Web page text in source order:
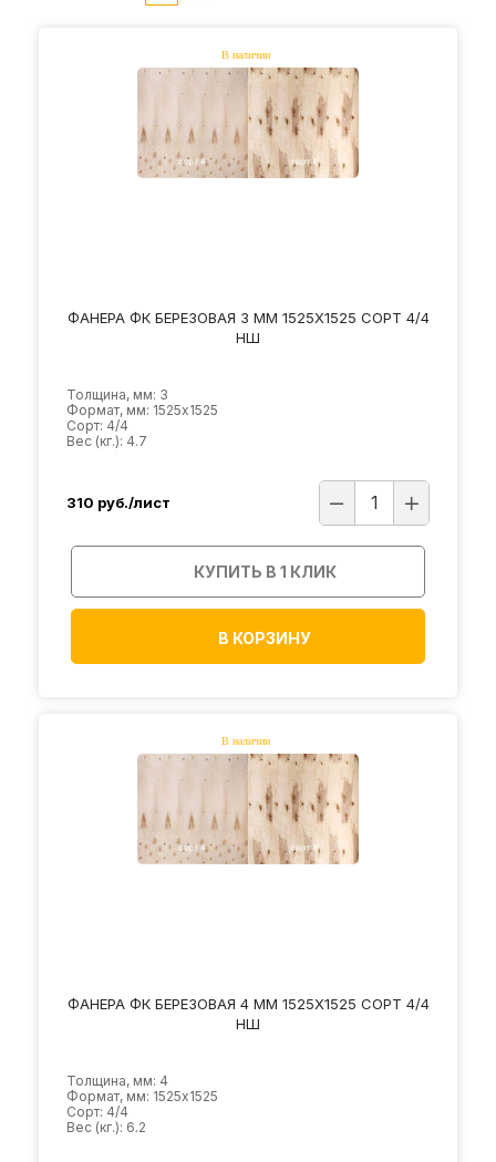
ФАНЕРА ФК БЕРЕЗОВАЯ 3 ММ 1525Х1525 СОРТ 4/4
НШ
Толщина, мм: 3
Формат, мм: 1525х1525
Сорт: 4/4
Вес (кг.): 4.7
310 руб./лист
КУПИТЬ В 1 КЛИК
В КОРЗИНУ
ФАНЕРА ФК БЕРЕЗОВАЯ 4 ММ 1525Х1525 СОРТ 4/4
НШ
Толщина, мм: 4
Формат, мм: 1525х1525
Сорт: 4/4
Вес (кг.): 6.2